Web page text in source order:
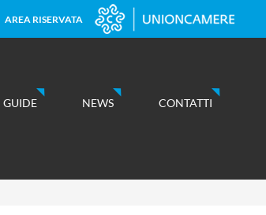
AREA RISERVATA
GUIDE NEWS CONTATTI